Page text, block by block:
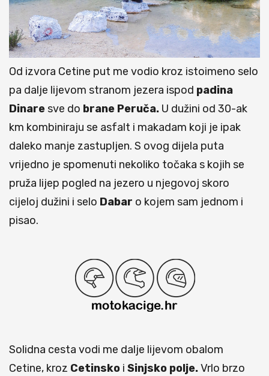
Od izvora Cetine put me vodio kroz istoimeno selo
pa dalje lijevom stranom jezera ispod padina
Dinaresve do brane Peruča. U dužini od 30-ak
km kombiniraju se asfalt i makadam koji je ipak
daleko manje zastupljen. S ovog dijela puta
vrijedno je spomenuti nekoliko točaka s kojih se
pruža lijep pogled na jezero u njegovoj skoro
cijeloj dužini i selo Dabar o kojem sam jednom i
pisao.
Solidna cesta vodi me dalje lijevom obalom
Cetine, kroz Cetinsko i Sinjsko polje.Vrlo brzo